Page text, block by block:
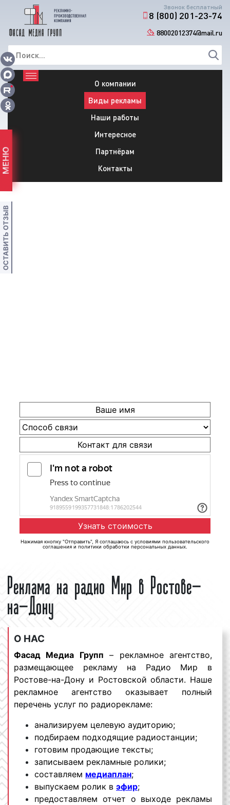
Звонок бесплатный
8 (800) 201-23-74
88002012374@mail.ru
О компании
Виды рекламы
Наши работы
Интересное
Партнёрам
Контакты
Нажимая кнопку "Отправить", Я соглашаюсь с условиями пользовательского
соглашения и политики обработки персональных данных
Реклама на радио Мир в Ростове-
на-Дону
О НАС
Фасад Медиа Групп – рекламное агентство,
размещающее рекламу на Радио Мир в
Ростове-на-Дону и Ростовской области. Наше
рекламное агентство оказывает полный
перечень услуг по радиорекламе:
анализируем целевую аудиторию;
подбираем подходящие радиостанции;
готовим продающие тексты;
записываем рекламные ролики;
составляем медиаплан;
выпускаем ролик в эфир;
предоставляем отчет о выходе рекламы
МЕНЮ
ОСТАВИТЬ ОТЗЫВ